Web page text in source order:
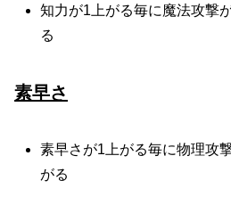
知力が1上がる毎に魔法攻撃
る
素早さ
素早さが1上がる毎に物理攻
がる